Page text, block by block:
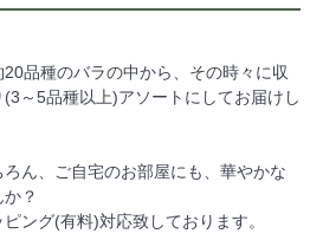
品種のバラの中から、その時々に収
～5品種以上)アソートにしてお届けし
ん、ご自宅のお部屋にも、華やかな
？
ング(有料)対応致しております。